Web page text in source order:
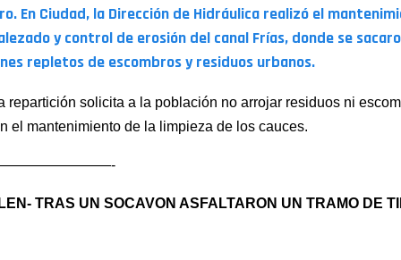
En Ciudad, la Dirección de Hidráulica realizó el
y control de erosión del canal Frías, donde se
repletos de escombros y residuos urbanos.
repartición solicita a la población no arrojar residuos ni
el mantenimiento de la limpieza de los cauces.
TRAS UN SOCAVON ASFALTARON UN TRAMO DE